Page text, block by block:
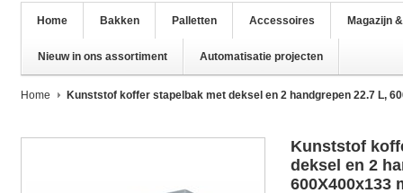
Home Bakken Palletten Accessoires Magazijn
Nieuw in ons assortiment Automatisatie projecten
Home Kunststof koffer stapelbak met deksel en 2 handgrepen 22.7 L,
Kunststof
deksel en 2
600X400x133